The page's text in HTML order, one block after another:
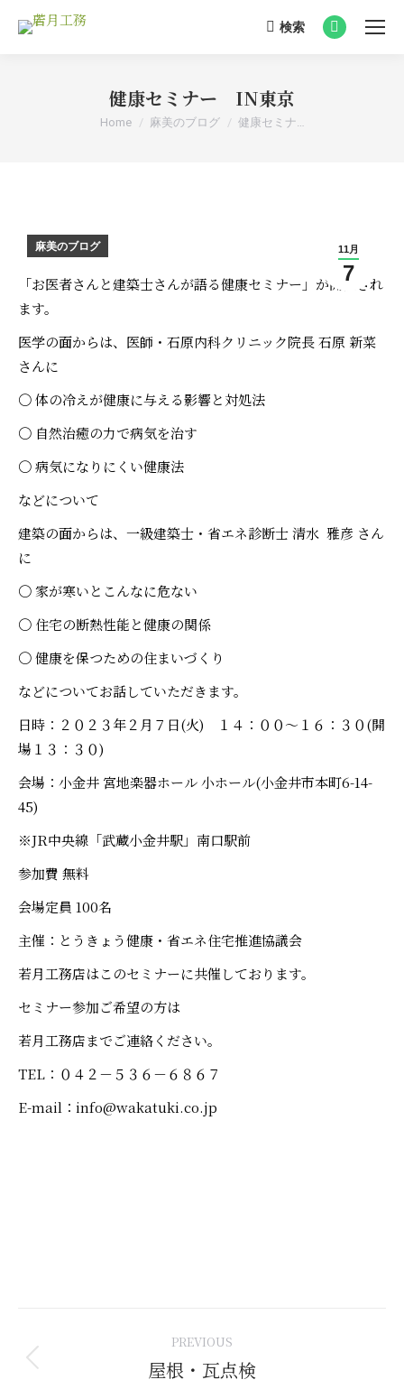
Search:
検索
Facebook
健康セミナー IN東京
You are here:
Home 麻美のブログ 健康セミナ…
11月
7
麻美のブログ
「お医者さんと建築士さんが語る健康セミナー」が開催され
ます。
医学の面からは、医師・石原内科クリニック院長 石原 新菜
さんに
〇 体の冷えが健康に与える影響と対処法
〇 自然治癒の力で病気を治す
〇 病気になりにくい健康法
などについて
建築の面からは、一級建築士・省エネ診断士 清水 雅彦 さん
に
〇 家が寒いとこんなに危ない
〇 住宅の断熱性能と健康の関係
〇 健康を保つための住まいづくり
などについてお話していただきます。
日時：２０２３年２月７日(火) １４：００～１６：３０(開
場１３：３０)
会場：小金井 宮地楽器ホール 小ホール(小金井市本町6-14-
45)
※JR中央線「武蔵小金井駅」南口駅前
参加費 無料
会場定員 100名
主催：とうきょう健康・省エネ住宅推進協議会
若月工務店はこのセミナーに共催しております。
セミナー参加ご希望の方は
若月工務店までご連絡ください。
TEL：０４２－５３６－６８６７
E-mail：info@wakatuki.co.jp
navigation
PREVIOUS
Previous
屋根・瓦点検